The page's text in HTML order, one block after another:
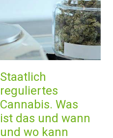
Staatlich
reguliertes
Cannabis. Was
ist das und wann
und wo kann